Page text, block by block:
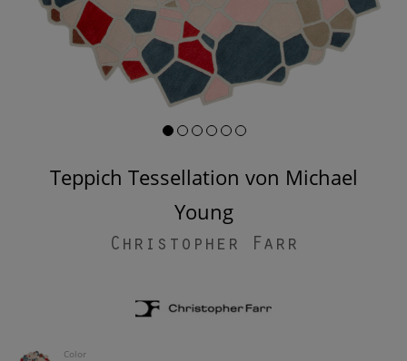
Teppich Tessellation von Michael
Young
Christopher Farr
Color